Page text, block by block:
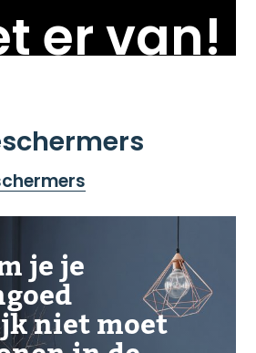
er van!
je je
niet moet